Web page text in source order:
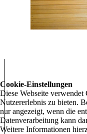
Cookie-Einstellungen
Diese Webseite
Nutzererlebnis zu bieten.
nur angezeigt, wenn die
Datenverarbeitung kann
Weitere Informationen